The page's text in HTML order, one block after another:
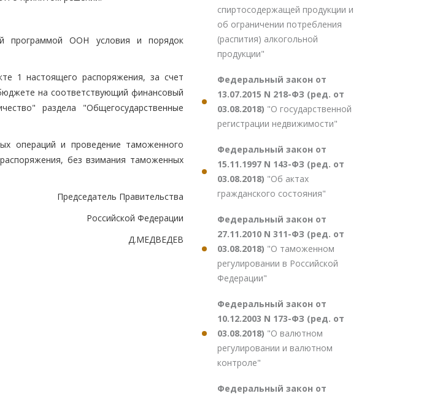
программой ООН условия и порядок
1 настоящего распоряжения, за счет
на соответствующий финансовый
раздела "Общегосударственные
операций и проведение таможенного
без взимания таможенных
Председатель Правительства
Российской Федерации
Д.МЕДВЕДЕВ
спиртосодержащей продукции и
об ограничении потребления
(распития) алкогольной
продукции"
Федеральный закон от
13.07.2015 N 218-ФЗ (ред. от
03.08.2018) "О государственной
регистрации недвижимости"
Федеральный закон от
15.11.1997 N 143-ФЗ (ред. от
03.08.2018) "Об актах
гражданского состояния"
Федеральный закон от
27.11.2010 N 311-ФЗ (ред. от
03.08.2018) "О таможенном
регулировании в Российской
Федерации"
Федеральный закон от
10.12.2003 N 173-ФЗ (ред. от
03.08.2018) "О валютном
регулировании и валютном
контроле"
Федеральный закон от